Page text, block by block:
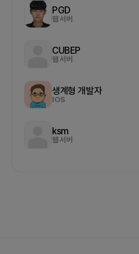
PGD
웹 서버
CUBEP
웹 서버
생계형 개발자
IOS
ksm
웹 서버